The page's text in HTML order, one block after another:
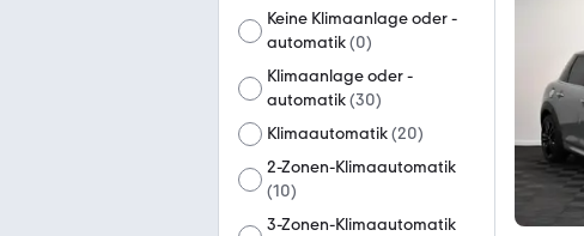
Keine Klimaanlage oder -
automatik(0)
Klimaanlage oder -
automatik(30)
Klimaautomatik(20)
2-Zonen-Klimaautomatik
(10)
3-Zonen-Klimaautomatik